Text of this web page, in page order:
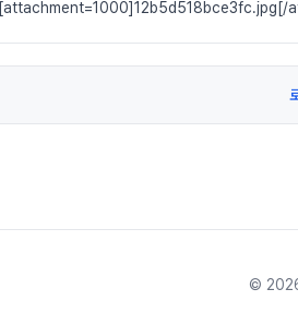
[attachment=1000]12b5d518bce3fc.jpg[/
©